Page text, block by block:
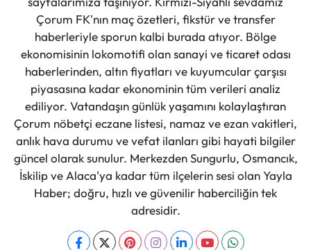
Çorum FK'nın maç özetleri, fikstür ve transfer
haberleriyle sporun kalbi burada atıyor. Bölge
ekonomisinin lokomotifi olan sanayi ve ticaret odası
haberlerinden, altın fiyatları ve kuyumcular çarşısı
piyasasına kadar ekonominin tüm verileri analiz
ediliyor. Vatandaşın günlük yaşamını kolaylaştıran
Çorum nöbetçi eczane listesi, namaz ve ezan vakitleri,
anlık hava durumu ve vefat ilanları gibi hayati bilgiler
güncel olarak sunulur. Merkezden Sungurlu, Osmancık,
İskilip ve Alaca'ya kadar tüm ilçelerin sesi olan Yayla
Haber; doğru, hızlı ve güvenilir haberciliğin tek
adresidir.